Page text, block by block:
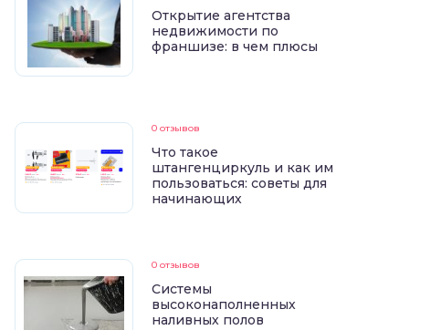
Открытие агентства
недвижимости по
франшизе: в чем плюсы
0 отзывов
Что такое
штангенциркуль и как им
пользоваться: советы для
начинающих
0 отзывов
Системы
высоконаполненных
наливных полов